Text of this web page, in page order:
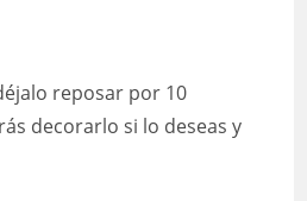
reposar por 10
decorarlo si lo deseas y